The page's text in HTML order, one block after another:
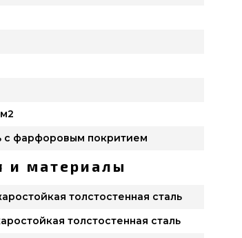
с фарфоровым покритием
и материалы
толстостенная сталь
толстостенная сталь